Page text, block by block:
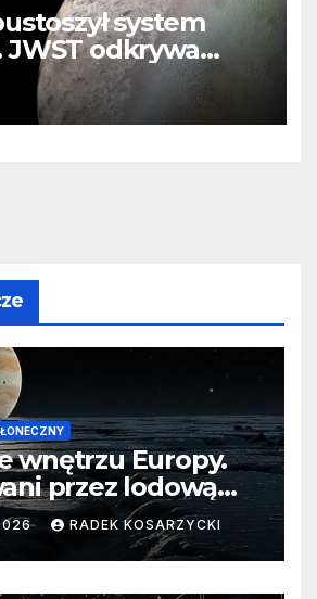
system
odkrywa
katastrofy i
lodu
wnętrzu Europy.
przez lodową
RADEK KOSARZYCKI